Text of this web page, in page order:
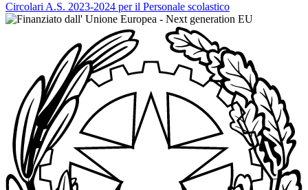
Circolari A.S. 2023-2024 per il Personale scolastico